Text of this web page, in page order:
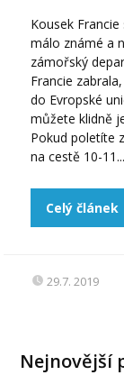
Kousek
málo známé a
zámořský
Francie
do Evropské
můžete klidně
Pokud poletíte
na cestě 10-11...
Celý článek
29.7. 2019
Nejnovější